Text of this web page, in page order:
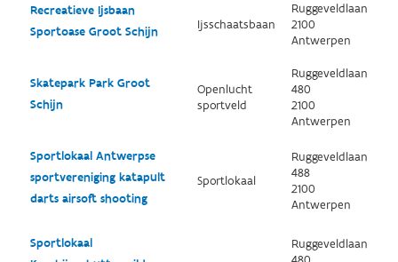
Recreatieve Ijsbaan
Sportoase Groot Schijn
Ijsschaatsbaan
Ruggeveldlaan
2100
Antwerpen
Skatepark Park Groot
Schijn
Openlucht
sportveld
Ruggeveldlaan
480
2100
Antwerpen
Sportlokaal Antwerpse
sportvereniging katapult
darts airsoft shooting
Sportlokaal
Ruggeveldlaan
488
2100
Antwerpen
Sportlokaal
Ruggeveldlaan